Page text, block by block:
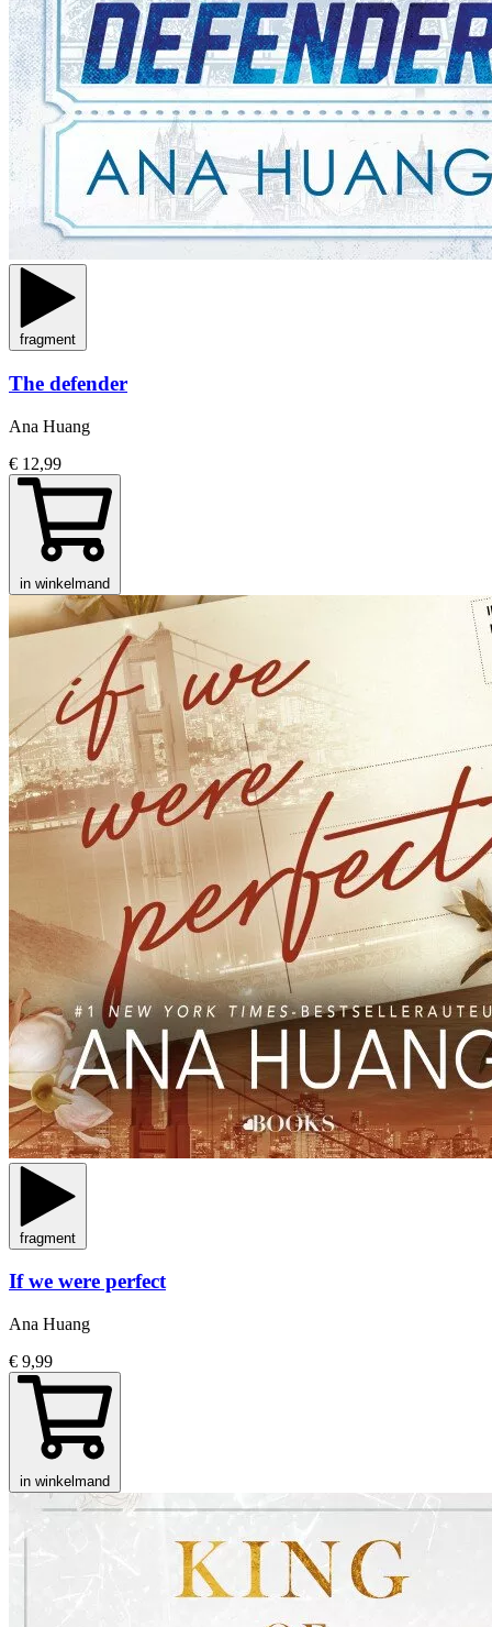
fragment
The defender
Ana Huang
€ 12,99
in winkelmand
fragment
If we were perfect
Ana Huang
€ 9,99
in winkelmand